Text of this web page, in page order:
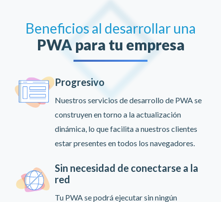
Beneficios al desarrollar una
PWA para tu empresa
Progresivo
Nuestros servicios de desarrollo de PWA se
construyen en torno a la actualización
dinámica, lo que facilita a nuestros clientes
estar presentes en todos los navegadores.
Sin necesidad de conectarse a la
red
Tu PWA se podrá ejecutar sin ningún